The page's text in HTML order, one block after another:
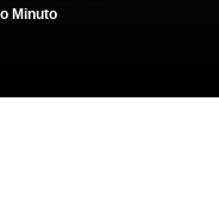
Minuto